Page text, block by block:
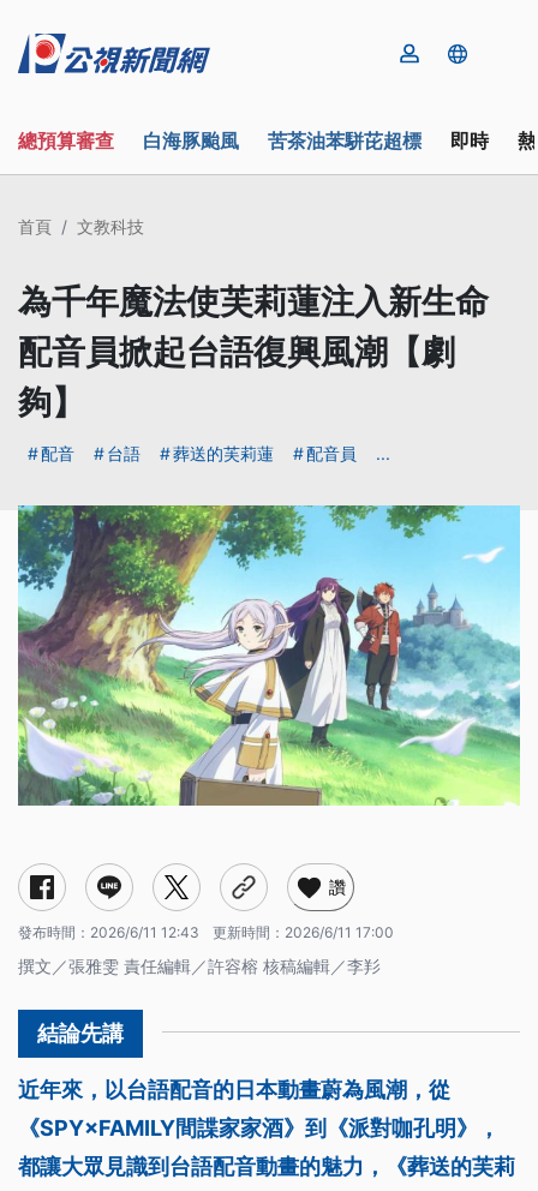
總預算審查 白海豚颱風 苦茶油苯駢芘超標 即時
首頁 文教科技
為千年魔法使芙莉蓮注入新生命
配音員掀起台語復興風潮【劇
夠】
配音 台語 葬送的芙莉蓮 配音員 ...
怎麼替千年魔法使配音？傅暐霖、詹雅菁：在平淡語調中詮釋權威與喜怒
哀樂
台語沒「魔物」翻成「妖怪」好嗎？離譜不直翻用「譀呱呱」
從配音工作到掌控全局，台語替角色打破邊界想像
配音是靈魂的傳導，替語言找到繼續存在的方式
讚
發布時間： 2026/6/11 12:43 更新時間： 2026/6/11 17:00
撰文／張雅雯 責任編輯／許容榕 核稿編輯／李羏
近年來，以台語配音的日本動畫蔚為風潮，從
《SPY×FAMILY間諜家家酒》到《派對咖孔明》，
都讓大眾見識到台語配音動畫的魅力，《葬送的芙莉